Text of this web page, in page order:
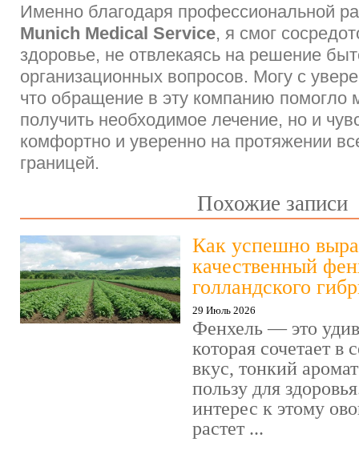
Именно благодаря профессиональной
Munich Medical Service, я смог
здоровье, не отвлекаясь на решение
организационных вопросов. Могу с
что обращение в эту компанию помогло
получить необходимое лечение, но и
комфортно и уверенно на протяжении
границей.
Похожие записи
Как успешно
качественный
голландского
29 Июль 2026
Фенхель — это
которая сочетает в
вкус, тонкий
пользу для
интерес к этому
растет ...